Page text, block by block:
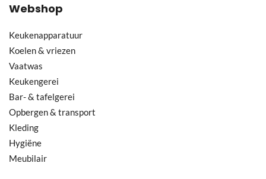
Webshop
Keukenapparatuur
Koelen & vriezen
Vaatwas
Keukengerei
Bar- & tafelgerei
Opbergen & transport
Kleding
Hygiëne
Meubilair